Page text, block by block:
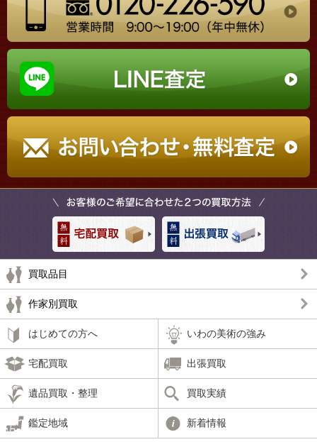
買取品目
作家別買取
はじめての方へ いわの美術の強み
宅配買取 出張買取
遺品買取・整理 買取実績
鑑定地域 新着情報